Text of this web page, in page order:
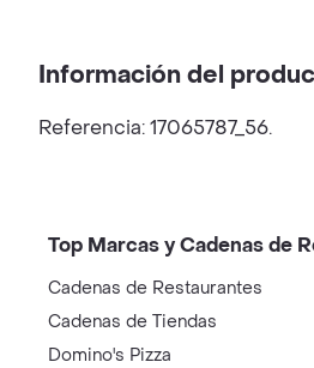
Información del
Referencia: 17065787_56.
Top Marcas y Cadenas de
Cadenas de Restaurantes
Cadenas de Tiendas
Domino's Pizza